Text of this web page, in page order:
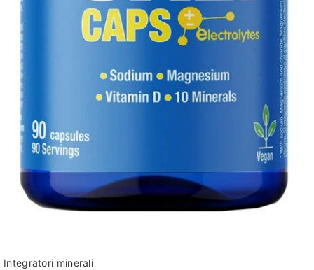
Integratori minerali